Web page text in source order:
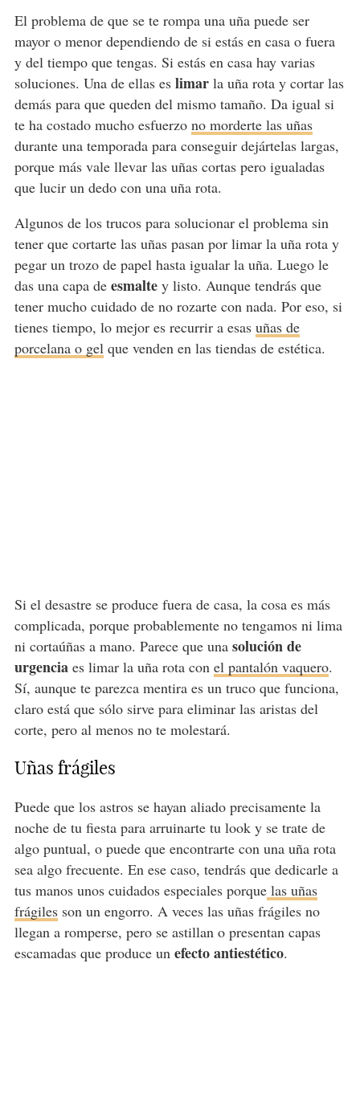
El problema de que se te rompa una uña puede ser
mayor o menor dependiendo de si estás en casa o fuera
y del tiempo que tengas. Si estás en casa hay varias
soluciones. Una de ellas es limarla uña rota y cortar las
demás para que queden del mismo tamaño. Da igual si
te ha costado mucho esfuerzo no morderte las uñas
durante una temporada para conseguir dejártelas largas,
porque más vale llevar las uñas cortas pero igualadas
que lucir un dedo con una uña rota.
Algunos de los trucos para solucionar el problema sin
tener que cortarte las uñas pasan por limar la uña rota y
pegar un trozo de papel hasta igualar la uña. Luego le
das una capa de esmaltey listo. Aunque tendrás que
tener mucho cuidado de no rozarte con nada. Por eso, si
tienes tiempo, lo mejor es recurrir a esas uñas de
porcelana o gelque venden en las tiendas de estética.
Si el desastre se produce fuera de casa, la cosa es más
complicada, porque probablemente no tengamos ni lima
ni cortaúñas a mano. Parece que unasolución de
urgenciaes limar la uña rota con el pantalón vaquero.
Sí, aunque te parezca mentira es un truco que funciona,
claro está que sólo sirve para eliminar las aristas del
corte, pero al menos no te molestará.
Uñas frágiles
Puede que los astros se hayan aliado precisamente la
noche de tu fiesta para arruinarte tu look y se trate de
algo puntual, o puede que encontrarte con una uña rota
sea algo frecuente. En ese caso, tendrás que dedicarle a
tus manos unos cuidados especiales porquelas uñas
frágilesson un engorro. A veces las uñas frágiles no
llegan a romperse, pero se astillan o presentan capas
escamadas que produce unefecto antiestético.